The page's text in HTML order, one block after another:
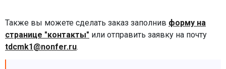
Также вы можете сделать заказ заполнив форму на
странице "контакты" или отправить заявку на почту
tdcmk1@nonfer.ru.